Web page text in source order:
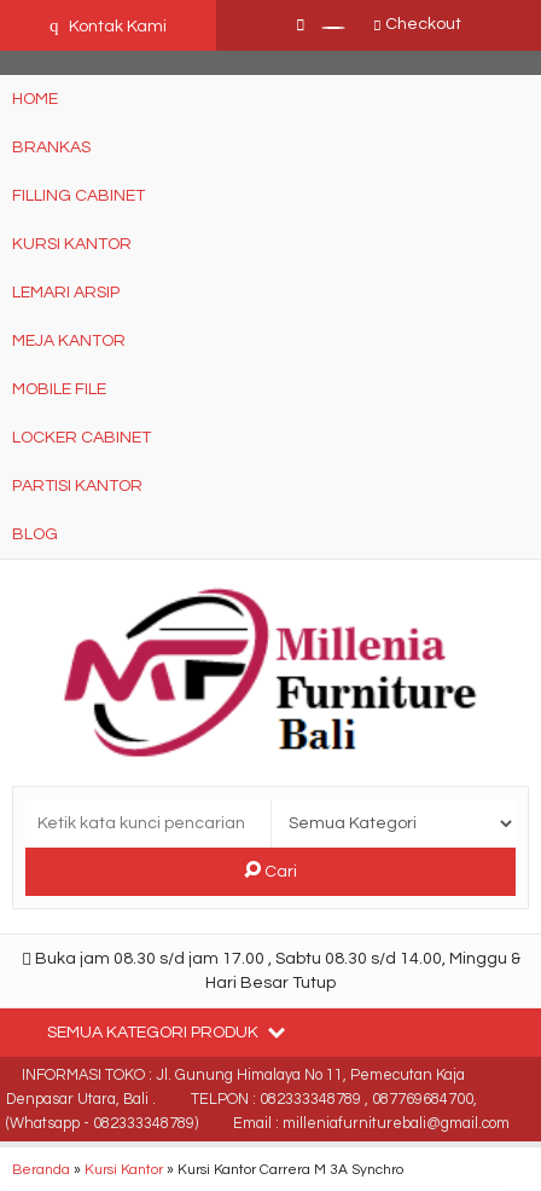
q Kontak Kami Checkout
HOME
BRANKAS
FILLING CABINET
KURSI KANTOR
LEMARI ARSIP
MEJA KANTOR
MOBILE FILE
LOCKER CABINET
PARTISI KANTOR
BLOG
Cari
Buka jam 08.30 s/d jam 17.00 , Sabtu 08.30 s/d 14.00, Minggu &
Hari Besar Tutup
SEMUA KATEGORI PRODUK
INFORMASI TOKO : Jl. Gunung Himalaya No 11, Pemecutan Kaja
Denpasar Utara, Bali .
TELPON : 082333348789 , 087769684700,
(Whatsapp - 082333348789)
Email : milleniafurniturebali@gmail.com
Beranda » Kursi Kantor» Kursi Kantor Carrera M 3A Synchro